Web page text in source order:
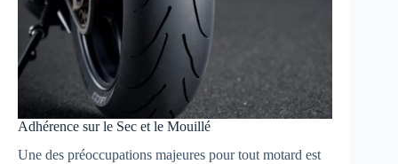
Adhérence sur le Sec et le Mouillé
Une des préoccupations majeures pour tout motard est